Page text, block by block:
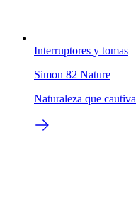
Interruptores y tomas
Simon 82 Nature
Naturaleza que cautiva